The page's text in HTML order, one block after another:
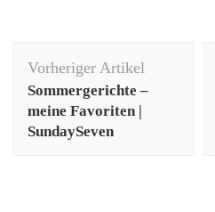
Vorheriger Artikel
Sommergerichte –
meine Favoriten |
SundaySeven